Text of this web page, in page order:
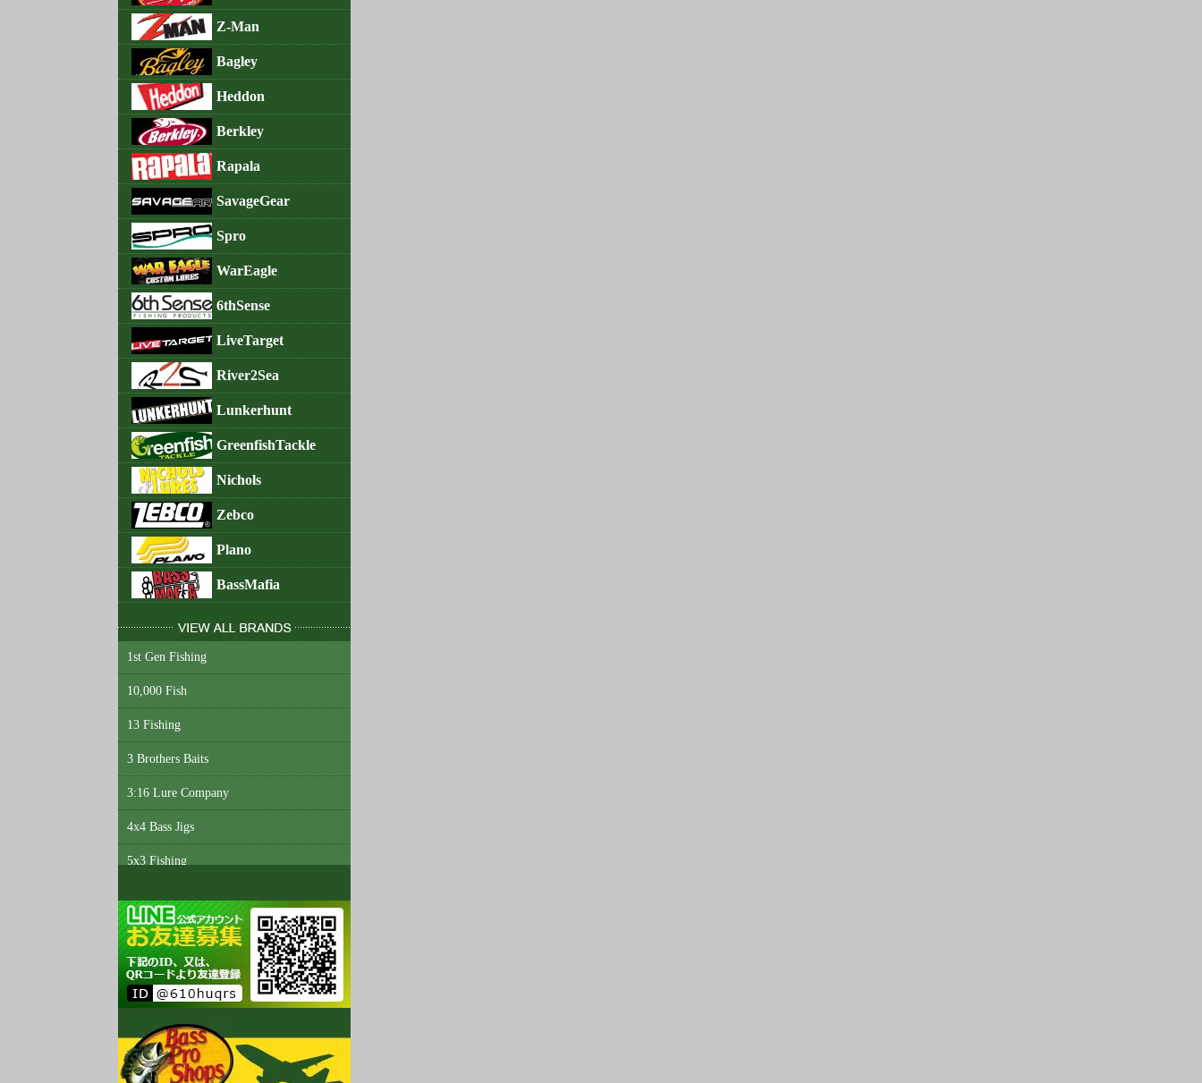
Z-Man
Bagley
Heddon
Berkley
Rapala
SavageGear
Spro
WarEagle
6thSense
LiveTarget
River2Sea
Lunkerhunt
GreenfishTackle
Nichols
Zebco
Plano
BassMafia
1st Gen Fishing
10,000 Fish
13 Fishing
3 Brothers Baits
3:16 Lure Company
4x4 Bass Jigs
5x3 Fishing
A3 Anglers
Abu Garcia
Accent
Acme Tackle
AC Shiners